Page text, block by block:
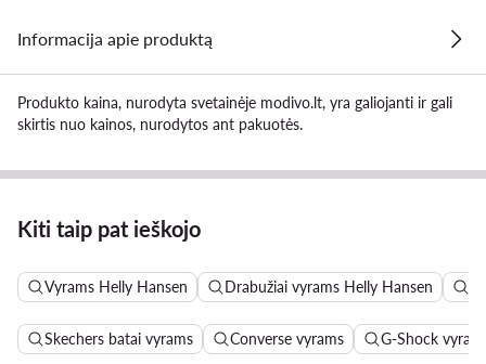
Informacija apie produktą
Produkto kaina, nurodyta svetainėje modivo.lt, yra galiojanti ir gali
skirtis nuo kainos, nurodytos ant pakuotės.
Kiti taip pat ieškojo
Vyrams Helly Hansen Drabužiai vyrams Helly Hansen
Skechers batai vyrams Converse vyrams G-Shock